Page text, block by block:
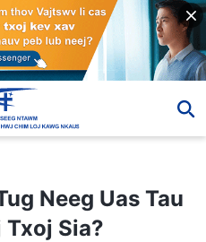
Los Muaj Txoj Sia?
Neeg Uas Tau
Txoj Sia?